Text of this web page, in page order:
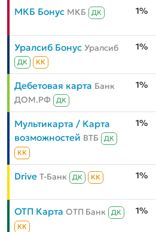
МКБ Бонус МКБ ДК 1%
Уралсиб Бонус Уралсиб
ДК КК
1%
Дебетовая карта Банк
ДОМ.РФ
ДК
1%
Мультикарта / Карта
возможностей ВТБ
ДК
КК
1%
Drive Т-Банк ДК КК 1%
ОТП Карта ОТП Банк
ДК
КК
1%